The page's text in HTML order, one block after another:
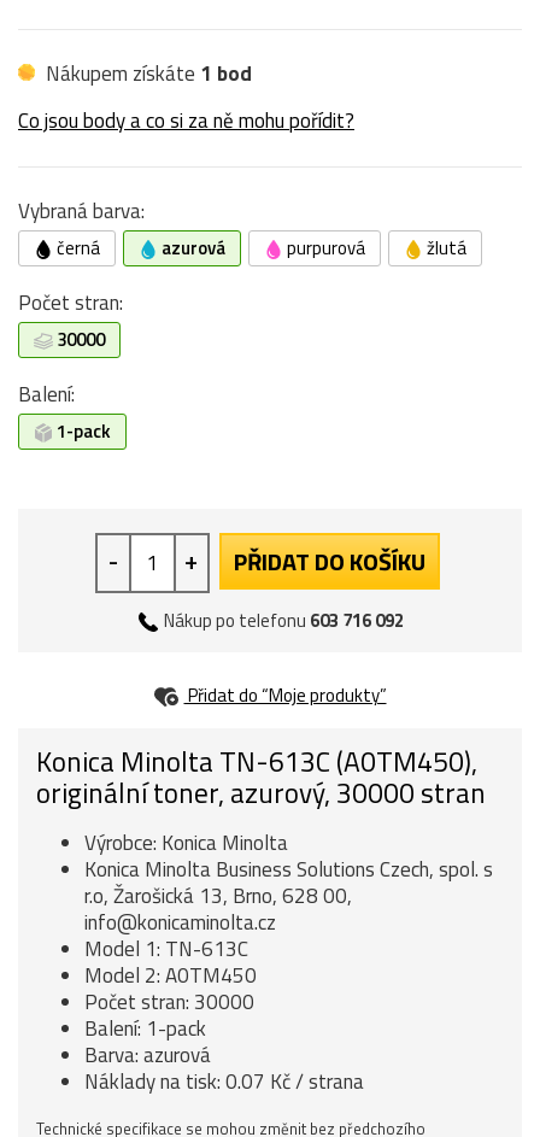
Nákupem získáte 1 bod
Co jsou body a co si za ně mohu pořídit?
Vybraná barva:
černá azurová purpurová žlutá
Počet stran:
30000
Balení:
1-pack
- + PŘIDAT DO KOŠÍKU
Nákup po telefonu 603 716 092
Přidat do “Moje produkty”
Konica Minolta TN-613C (A0TM450),
originální toner, azurový, 30000 stran
Výrobce: Konica Minolta
Konica Minolta Business Solutions Czech, spol. s
r.o, Žarošická 13, Brno, 628 00,
info@konicaminolta.cz
Model 1: TN-613C
Model 2: A0TM450
Počet stran: 30000
Balení: 1-pack
Barva: azurová
Náklady na tisk: 0.07 Kč / strana
Technické specifikace se mohou změnit bez předchozího